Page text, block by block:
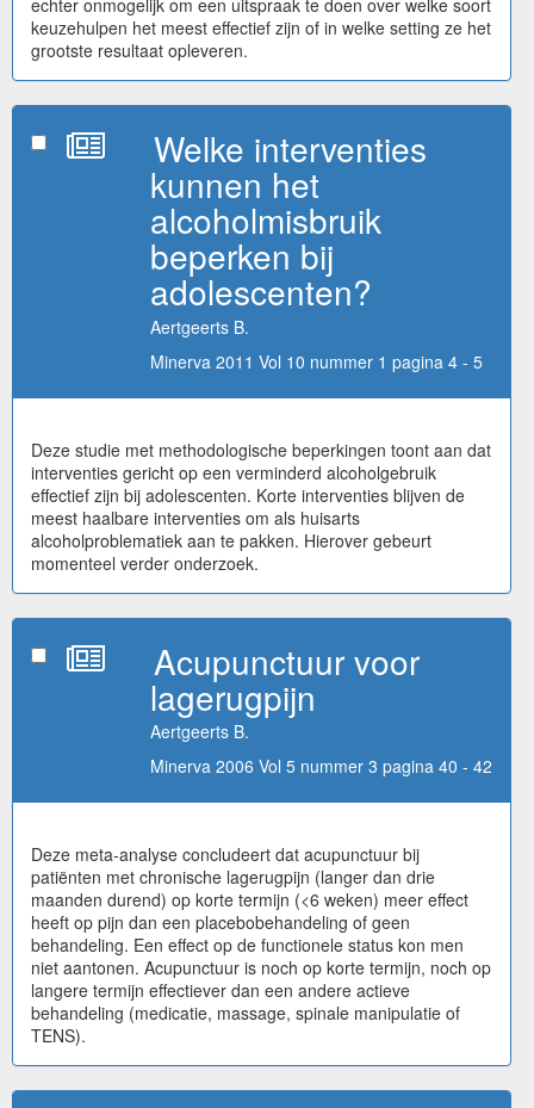
echter onmogelijk om een uitspraak te doen over welke soort
keuzehulpen het meest effectief zijn of in welke setting ze het
grootste resultaat opleveren.
Welke interventies
kunnen het
alcoholmisbruik
beperken bij
adolescenten?
Aertgeerts B.
Minerva 2011 Vol 10 nummer 1 pagina 4 - 5
Deze studie met methodologische beperkingen toont aan dat
interventies gericht op een verminderd alcoholgebruik
effectief zijn bij adolescenten. Korte interventies blijven de
meest haalbare interventies om als huisarts
alcoholproblematiek aan te pakken. Hierover gebeurt
momenteel verder onderzoek.
Acupunctuur voor
lagerugpijn
Aertgeerts B.
Minerva 2006 Vol 5 nummer 3 pagina 40 - 42
Deze meta-analyse concludeert dat acupunctuur bij
patiënten met chronische lagerugpijn (langer dan drie
maanden durend) op korte termijn (<6 weken) meer effect
heeft op pijn dan een placebobehandeling of geen
behandeling. Een effect op de functionele status kon men
niet aantonen. Acupunctuur is noch op korte termijn, noch op
langere termijn effectiever dan een andere actieve
behandeling (medicatie, massage, spinale manipulatie of
TENS).